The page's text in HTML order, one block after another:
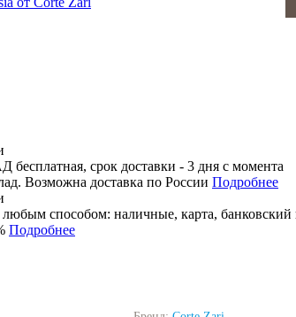
бесплатная, срок доставки - 3 дня с момента
Возможна доставка по России Подробнее
способом: наличные, карта, банковский
Подробнее